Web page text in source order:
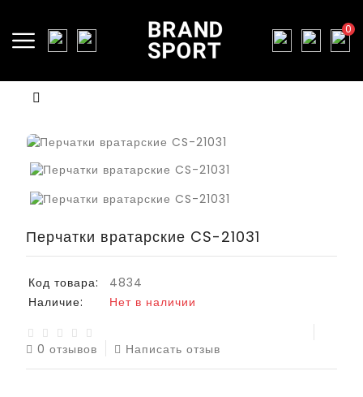
0
Перчатки вратарские CS-21031
Код товара:
4834
Наличие:
Нет в наличии
0 отзывов Написать отзыв